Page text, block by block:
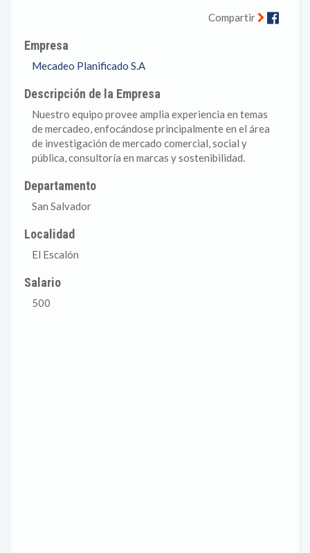
Compartir
Empresa
Mecadeo Planificado S.A
Descripción de la Empresa
Nuestro equipo provee amplia experiencia en temas
de mercadeo, enfocándose principalmente en el área
de investigación de mercado comercial, social y
pública, consultoría en marcas y sostenibilidad.
Departamento
San Salvador
Localidad
El Escalón
Salario
500